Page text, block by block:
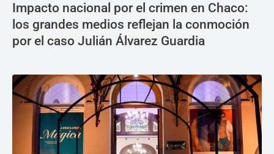
Impacto nacional por el crimen en Chaco:
los grandes medios reflejan la conmoción
por el caso Julián Álvarez Guardia